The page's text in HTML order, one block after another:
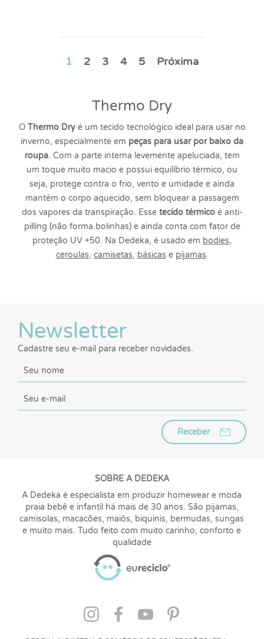
1 2 3 4 5 Próxima
Thermo Dry
O Thermo Dryé um tecido tecnológico ideal para usar no
inverno, especialmente em peças para usar por baixo da
roupa. Com a parte interna levemente apeluciada, tem
um toque muito macio e possui equilíbrio térmico, ou
seja, protege contra o frio, vento e umidade e ainda
mantém o corpo aquecido, sem bloquear a passagem
dos vapores da transpiração. Esse tecido térmicoé anti-
pilling (não forma bolinhas) e ainda conta com fator de
proteção UV +50. Na Dedeka, é usado em bodies,
ceroulas, camisetas, básicas e pijamas.
Newsletter
Cadastre seu e-mail para receber novidades.
Receber
SOBRE A DEDEKA
A Dedeka é especialista em produzir homewear e moda
praia bebê e infantil há mais de 30 anos. São pijamas,
camisolas, macacões, maiôs, biquínis, bermudas, sungas
e muito mais. Tudo feito com muito carinho, conforto e
qualidade